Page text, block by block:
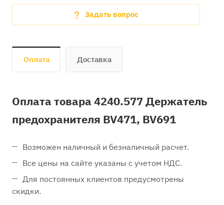
Задать вопрос
Оплата Доставка
Оплата товара 4240.577 Держатель
предохранителя BV471, BV691
Возможен наличный и безналичный расчет.
Все цены на сайте указаны с учетом НДС.
Для постоянных клиентов предусмотрены
скидки.